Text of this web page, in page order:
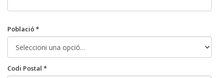
Població *
Codi Postal *